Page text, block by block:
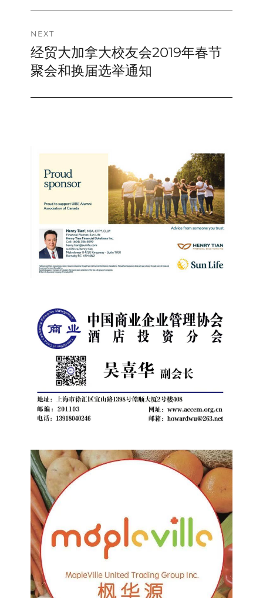
NEXT
Next
post:
经贸大加拿大校友会2019年春节
聚会和换届选举通知